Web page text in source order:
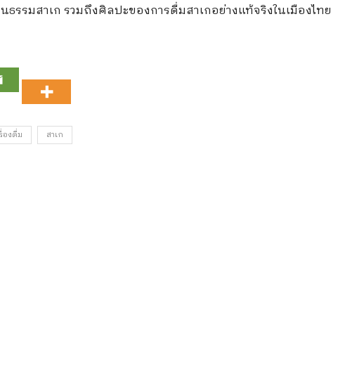
ธรรมสาเก รวมถึงศิลปะของการดื่มสาเกอย่างแท้จริงในเมืองไทย
องดื่ม สาเก